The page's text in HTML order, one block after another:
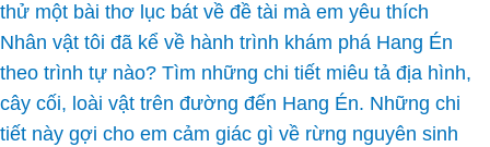
thử một bài thơ lục bát về đề tài mà em yêu thích
Nhân vật tôi đã kể về hành trình khám phá Hang Én
theo trình tự nào? Tìm những chi tiết miêu tả địa hình,
cây cối, loài vật trên đường đến Hang Én. Những chi
tiết này gợi cho em cảm giác gì về rừng nguyên sinh